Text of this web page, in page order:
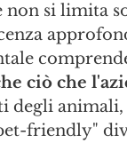
non si limita
ciò che
degli
friendly"